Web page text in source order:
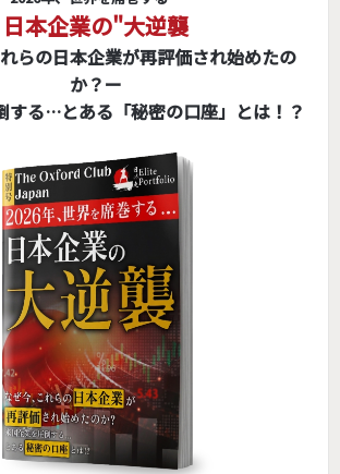
日本企業の"大逆襲
らの日本企業が再評価され始めたの
か？ー
する…とある「秘密の口座」とは！？